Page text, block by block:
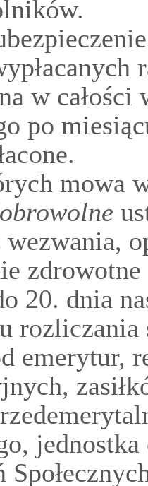
w
po
mowa
20. dnia
rozliczania
emerytur,